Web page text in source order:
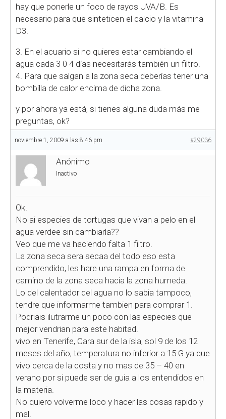
hay que ponerle un foco de rayos UVA/B. Es
necesario para que sinteticen el calcio y la vitamina
D3.
3. En el acuario si no quieres estar cambiando el
agua cada 3 0 4 días necesitarás también un filtro.
4. Para que salgan a la zona seca deberías tener una
bombilla de calor encima de dicha zona.
y por ahora ya está, si tienes alguna duda más me
preguntas, ok?
noviembre 1, 2009 a las 8:46 pm #29036
Anónimo
Inactivo
Ok.
No ai especies de tortugas que vivan a pelo en el
agua verdee sin cambiarla??
Veo que me va haciendo falta 1 filtro.
La zona seca sera secaa del todo eso esta
comprendido, les hare una rampa en forma de
camino de la zona seca hacia la zona humeda.
Lo del calentador del agua no lo sabia tampoco,
tendre que informarme tambien para comprar 1.
Podriais ilutrarme un poco con las especies que
mejor vendrian para este habitad.
vivo en Tenerife, Cara sur de la isla, sol 9 de los 12
meses del año, temperatura no inferior a 15 G ya que
vivo cerca de la costa y no mas de 35 – 40 en
verano por si puede ser de guia a los entendidos en
la materia.
No quiero volverme loco y hacer las cosas rapido y
mal.